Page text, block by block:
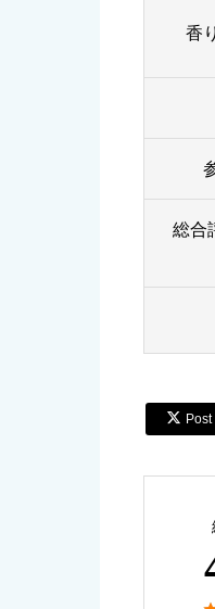
香
総合
 Post